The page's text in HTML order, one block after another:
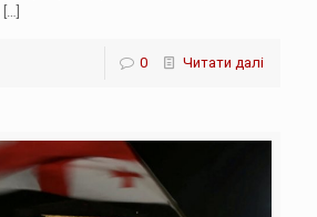
[…]
0 Читати далі